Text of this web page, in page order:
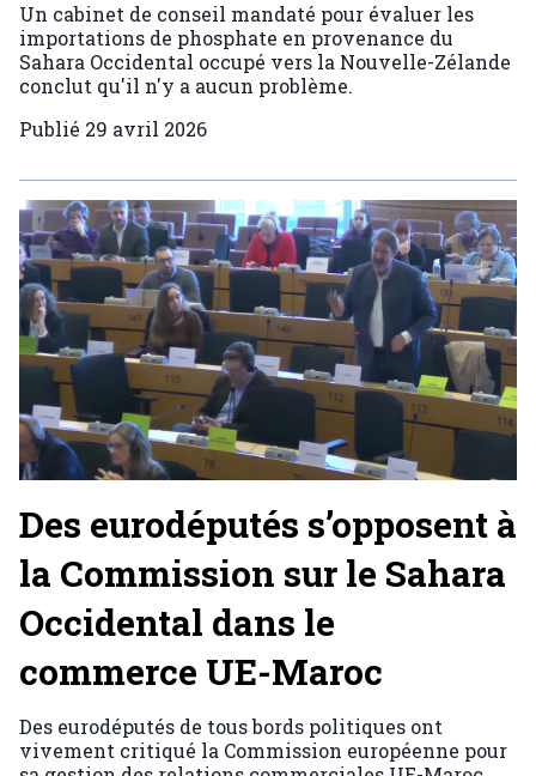
Un cabinet de conseil mandaté pour évaluer les
importations de phosphate en provenance du
Sahara Occidental occupé vers la Nouvelle-Zélande
conclut qu'il n'y a aucun problème.
Publié 29 avril 2026
Des eurodéputés s’opposent à
la Commission sur le Sahara
Occidental dans le
commerce UE-Maroc
Des eurodéputés de tous bords politiques ont
vivement critiqué la Commission européenne pour